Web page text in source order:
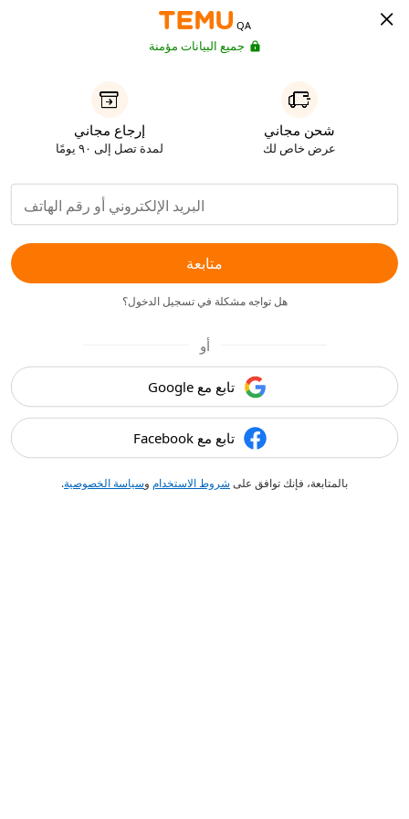
QA
جميع البيانات مؤمنة
شحن مجاني
عرض خاص لك
إرجاع مجاني
لمدة تصل إلى ٩٠ يومًا
متابعة
هل تواجه مشكلة في تسجيل الدخول؟
أو
تابع مع Google
تابع مع Facebook
بالمتابعة، فإنك توافق على شروط الاستخدام وسياسة الخصوصية.